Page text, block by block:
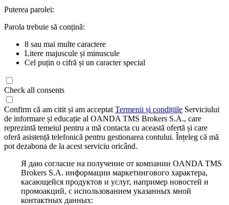
Puterea parolei:
Parola trebuie să conțină:
8 sau mai multe caractere
Litere majuscule și minuscule
Cel puțin o cifră și un caracter special
Check all consents
Confirm că am citit și am acceptat Termenii și condițiile Serviciului
de informare și educație al OANDA TMS Brokers S.A., care
reprezintă temeiul pentru a mă contacta cu această ofertă și care
oferă asistență telefonică pentru gestionarea contului. Înțeleg că mă
pot dezabona de la acest serviciu oricând.
Я даю согласие на получение от компании OANDA TMS
Brokers S.A. информации маркетингового характера,
касающейся продуктов и услуг, например новостей и
промоакций, с использованием указанных мной
контактных данных: